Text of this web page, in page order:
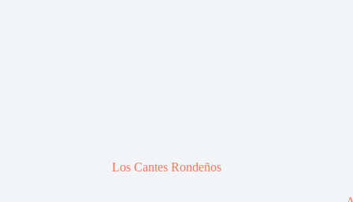
Los Cantes Rondeños